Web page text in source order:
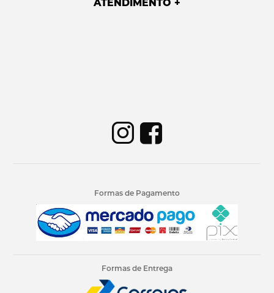
ATENDIMENTO
Formas de Pagamento
Formas de Entrega